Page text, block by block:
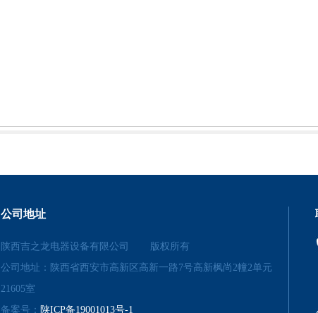
公司地址
陕西吉之龙电器设备有限公司
版权所有
公司地址：陕西省西安市高新区高新一路7号高新枫尚2幢2单元
21605室
备案号： 陕ICP备19001013号-1